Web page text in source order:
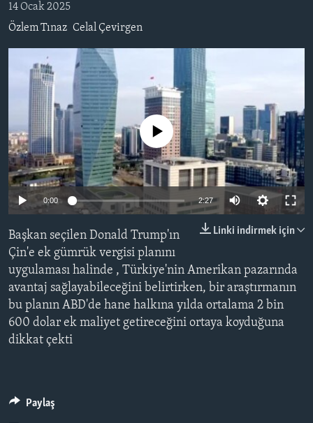
SAĞLIK
BİLİM VE TEKNOLOJİ
EKONOMİ
ÇEVRE
HAYATTAN
SANAT
İNGİLİZCE DERSLERİ
MULTİMEDYA
VİDEO GALERİ
FOTO GALERİ
LEARNING ENGLISH
BIZI TAKIP EDIN
Diller
14 Ocak 2025
Özlem Tınaz Celal Çevirgen
Auto 360p 480p
1080p
No media source currently available
0:00 2:27 Auto
480p
720p
1080p
Linki indirmek için
Başkan seçilen Donald Trump'ın
Çin'e ek gümrük vergisi planını
uygulaması halinde , Türkiye'nin Amerikan pazarında
avantaj sağlayabileceğini belirtirken, bir araştırmanın
bu planın ABD'de hane halkına yılda ortalama 2 bin
600 dolar ek maliyet getireceğini ortaya koyduğuna
dikkat çekti
Paylaş